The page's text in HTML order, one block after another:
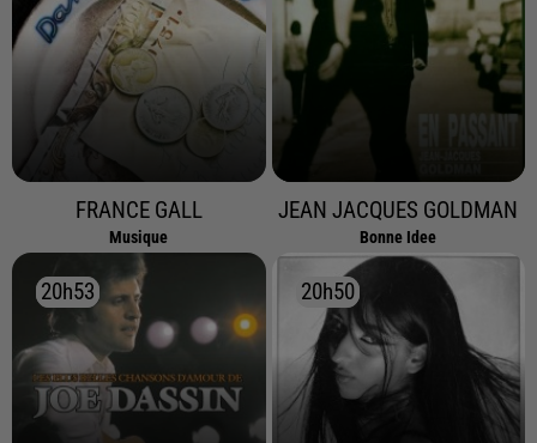
FRANCE GALL
Musique
JEAN JACQUES GOLDMAN
Bonne Idee
20h53
20h53 20h50
20h50